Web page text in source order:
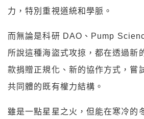
力，特別重視道統和學脈。
而無論是科研 DAO、Pump
所說這種海盜式攻掠，都在透過新
款捐贈正規化、新的協作方式，嘗
共同體的既有權力結構。
雖是一點星星之火，但能在寒冷的